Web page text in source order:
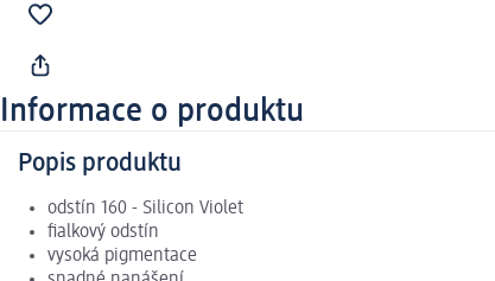
Informace o produktu
Popis produktu
odstín 160 - Silicon Violet
fialkový odstín
vysoká pigmentace